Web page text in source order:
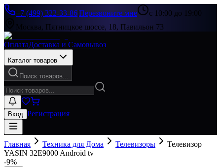
+7 (499) 322-33-86|Перезвоните мне
с 10:00 до 19:00
Москва, Пятницкое шоссе, 18, Павильон 73
ОплатаДоставка и Самовывоз
Каталог товаров
Поиск товаров...
Вход Регистрация
Главная Техника для Дома Телевизоры
Телевизор
YASIN 32E9000 Android tv
-9%